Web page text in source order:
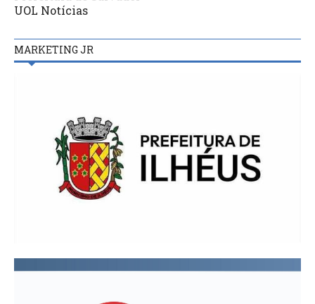
UOL Notícias
MARKETING JR